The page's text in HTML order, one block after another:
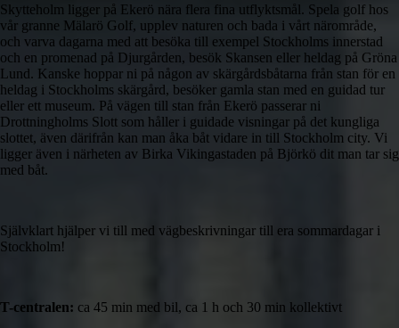
Skytteholm ligger på Ekerö nära flera fina utflyktsmål. Spela golf hos
vår granne Mälarö Golf, upplev naturen och bada i vårt närområde,
och varva dagarna med att besöka till exempel Stockholms innerstad
och en promenad på Djurgården, besök Skansen eller heldag på Gröna
Lund. Kanske hoppar ni på någon av skärgårdsbåtarna från stan för en
heldag i Stockholms skärgård, besöker gamla stan med en guidad tur
eller ett museum. På vägen till stan från Ekerö passerar ni
Drottningholms Slott som håller i guidade visningar på det kungliga
slottet, även därifrån kan man åka båt vidare in till Stockholm city. Vi
ligger även i närheten av Birka Vikingastaden på Björkö dit man tar sig
med båt.
Självklart hjälper vi till med vägbeskrivningar till era sommardagar i
Stockholm!
T-centralen: ca 45 min med bil, ca 1 h och 30 min kollektivt